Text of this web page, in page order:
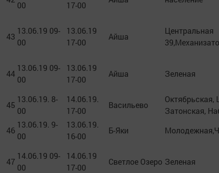
00
17-00
43
13.06.19 09-
00
13.06.19
17-00
Айша
Центральная
44
13.06.19 09-
00
13.06.19
17-00
Айша Зеленая
45
13.06.19. 8-
00
14.06.19.
17-00
Васильево
Октябрьская,
Затонская,
46
13.06.19. 9-
00
13.06.19.
16-00
Б-Яки
47
14.06.19 09-
00
14.06.19
17-00
Светлое Озеро Зеленая